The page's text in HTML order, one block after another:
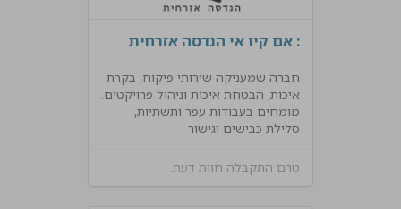
: אם קיו אי הנדסה אזרחית
חברה שמעניקה שירותי פיקוח, בקרת
איכות, הבטחת איכות וניהול פרויקטים.
מומחים בעבודות עפר ותשתיות,
סלילת כבישים וגישור
טרם התקבלה חוות דעת.